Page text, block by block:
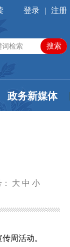
登录 | 注册
政务新媒体
大 中 小
周活动。